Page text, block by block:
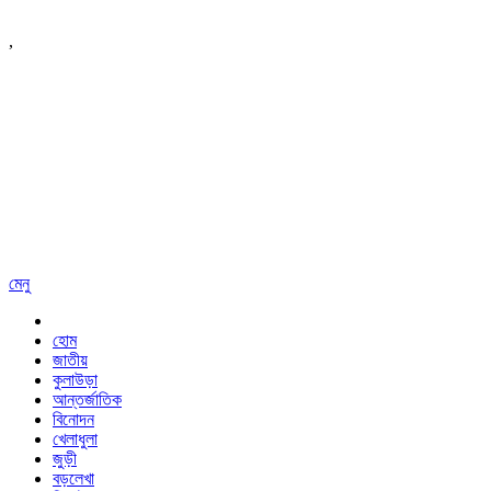
,
মেনু
হোম
জাতীয়
কুলাউড়া
আন্তর্জাতিক
বিনোদন
খেলাধুলা
জুড়ী
বড়লেখা